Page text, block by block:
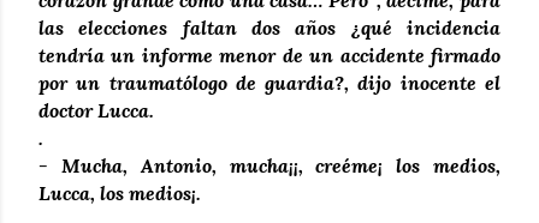
las elecciones faltan dos años ¿qué incidencia
tendría un informe menor de un accidente firmado
por un traumatólogo de guardia?, dijo inocente el
doctor Lucca.
.
- Mucha, Antonio, mucha¡¡, creéme¡ los medios,
Lucca, los medios¡.